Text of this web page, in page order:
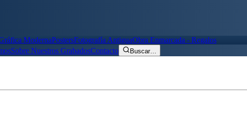
ModernaPostersFotografía AntiguaObra Enmarcada - Regalos
Sobre Nuestros GrabadosContacto Buscar…